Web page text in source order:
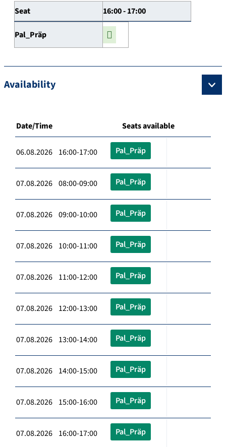
Seat 16:00 - 17:00
Pal_Präp
Availability
Date/Time Seats available
06.08.2026 16:00-17:00 Pal_Präp
07.08.2026 08:00-09:00 Pal_Präp
07.08.2026 09:00-10:00 Pal_Präp
07.08.2026 10:00-11:00 Pal_Präp
07.08.2026 11:00-12:00 Pal_Präp
07.08.2026 12:00-13:00 Pal_Präp
07.08.2026 13:00-14:00 Pal_Präp
07.08.2026 14:00-15:00 Pal_Präp
07.08.2026 15:00-16:00 Pal_Präp
07.08.2026 16:00-17:00 Pal_Präp